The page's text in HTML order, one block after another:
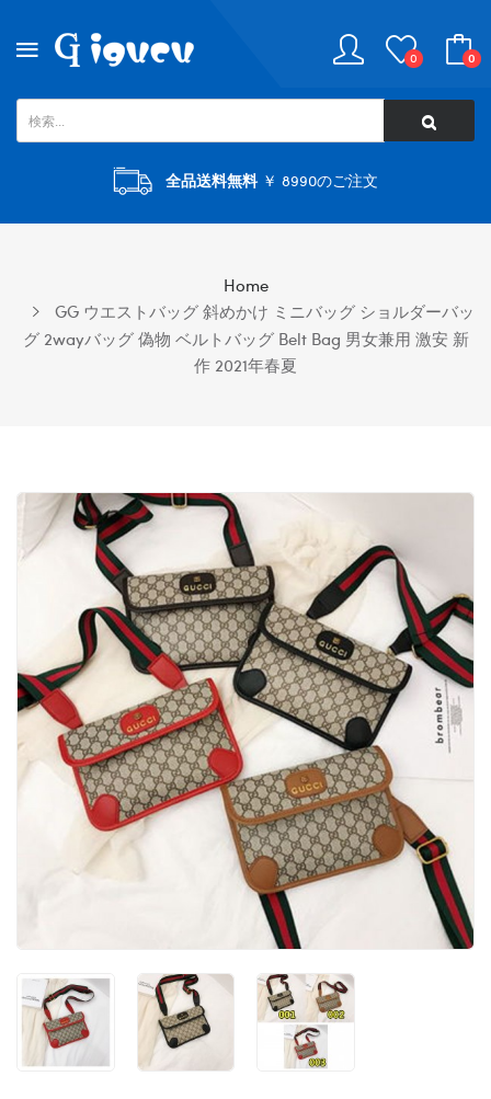
0 0
全品送料無料￥ 8990のご注文
Home
GG ウエストバッグ 斜めかけ ミニバッグ ショルダーバッ
グ 2wayバッグ 偽物 ベルトバッグ Belt Bag 男女兼用 激安 新
作 2021年春夏